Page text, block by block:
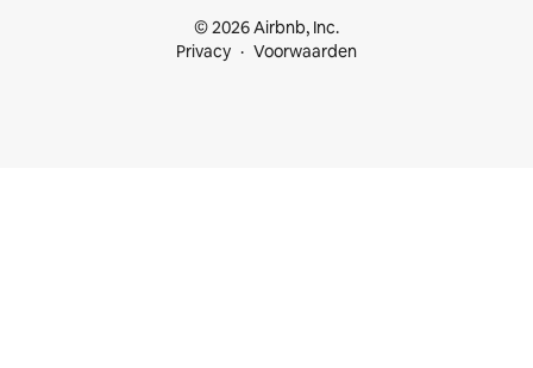
© 2026 Airbnb, Inc.
Privacy
Voorwaarden